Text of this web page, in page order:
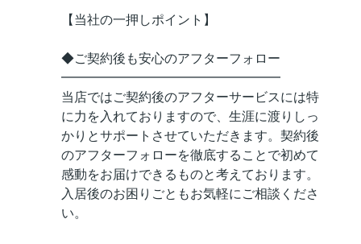
【当社の一押しポイント】
◆ご契約後も安心のアフターフォロー
━━━━━━━━━━━━━━━━━
当店ではご契約後のアフターサービスには特
に力を入れておりますので、生涯に渡りしっ
かりとサポートさせていただきます。契約後
のアフターフォローを徹底することで初めて
感動をお届けできるものと考えております。
入居後のお困りごともお気軽にご相談くださ
い。